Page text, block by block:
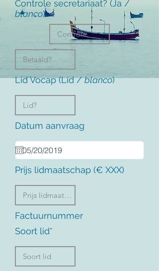
Controle secretariaat? (Ja /
blanco)
Lid Vocap (Lid /blanco)
Datum aanvraag
Prijs lidmaatschap (€ XXX)
Factuurnummer
Soort lid*